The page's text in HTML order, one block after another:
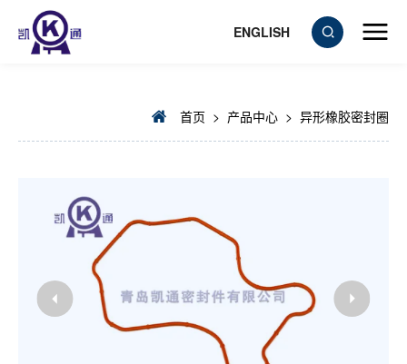
ENGLISH
首页 > 产品中心 > 异形橡胶密封圈